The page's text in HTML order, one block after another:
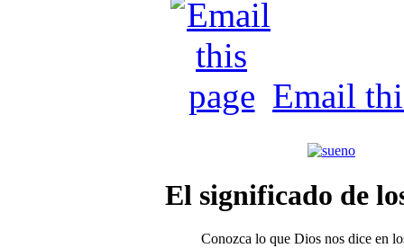
Email
El significado de
Conozca lo que Dios nos dice en